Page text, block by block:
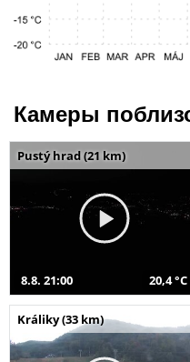
Камеры
Pustý hrad (21 km)
8.8. 21:00 20,4 °C
Králiky (33 km)